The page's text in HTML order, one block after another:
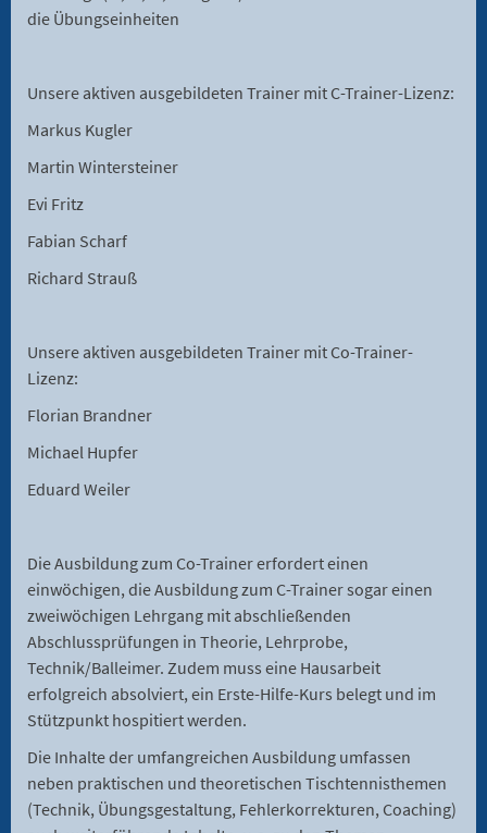
die Übungseinheiten
Unsere aktiven ausgebildeten Trainer mit C-Trainer-Lizenz:
Markus Kugler
Martin Wintersteiner
Evi Fritz
Fabian Scharf
Richard Strauß
Unsere aktiven ausgebildeten Trainer mit Co-Trainer-
Lizenz:
Florian Brandner
Michael Hupfer
Eduard Weiler
Die Ausbildung zum Co-Trainer erfordert einen
einwöchigen, die Ausbildung zum C-Trainer sogar einen
zweiwöchigen Lehrgang mit abschließenden
Abschlussprüfungen in Theorie, Lehrprobe,
Technik/Balleimer. Zudem muss eine Hausarbeit
erfolgreich absolviert, ein Erste-Hilfe-Kurs belegt und im
Stützpunkt hospitiert werden.
Die Inhalte der umfangreichen Ausbildung umfassen
neben praktischen und theoretischen Tischtennisthemen
(Technik, Übungsgestaltung, Fehlerkorrekturen, Coaching)